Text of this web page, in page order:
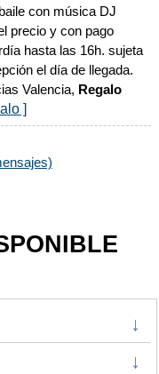
con música DJ
precio y con pago
hasta las 16h. sujeta
el día de llegada.
Valencia, Regalo
]
↓
↓